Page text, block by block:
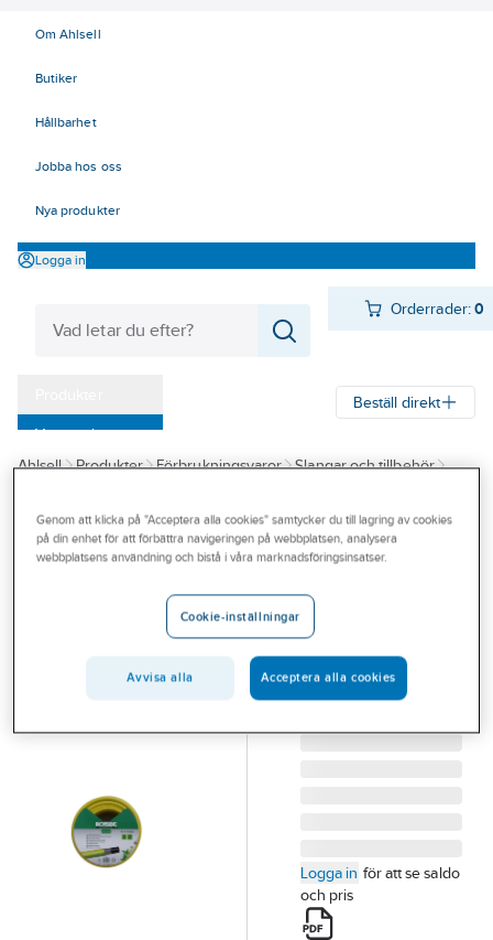
Om Ahlsell
Butiker
Hållbarhet
Jobba hos oss
Nya produkter
Logga in
Orderrader:0
Varumärken
Kampanjer
Outlet
Branscher
Beställ direkt
Ahlsell Produkter Förbrukningsvaror
Slangar och tillbehör
IRONSIDE
Slang Ironside
Gul
SLANG IRONSIDE
GUL KRYSS 1/2" 50M
500228
Artikelnummer:
Logga in för att se saldo
och pris
Genom att klicka på "Acceptera alla cookies" samtycker du till lagring av cookies
på din enhet för att förbättra navigeringen på webbplatsen, analysera
webbplatsens användning och bistå i våra marknadsföringsinsatser.
Cookie-inställningar
Avvisa alla Acceptera alla cookies